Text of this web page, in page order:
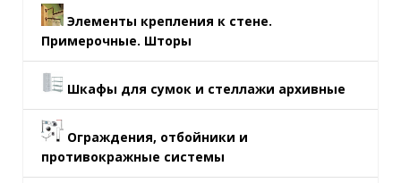
Элементы крепления к стене.
Примерочные. Шторы
Шкафы для сумок и стеллажи архивные
Ограждения, отбойники и
противокражные системы